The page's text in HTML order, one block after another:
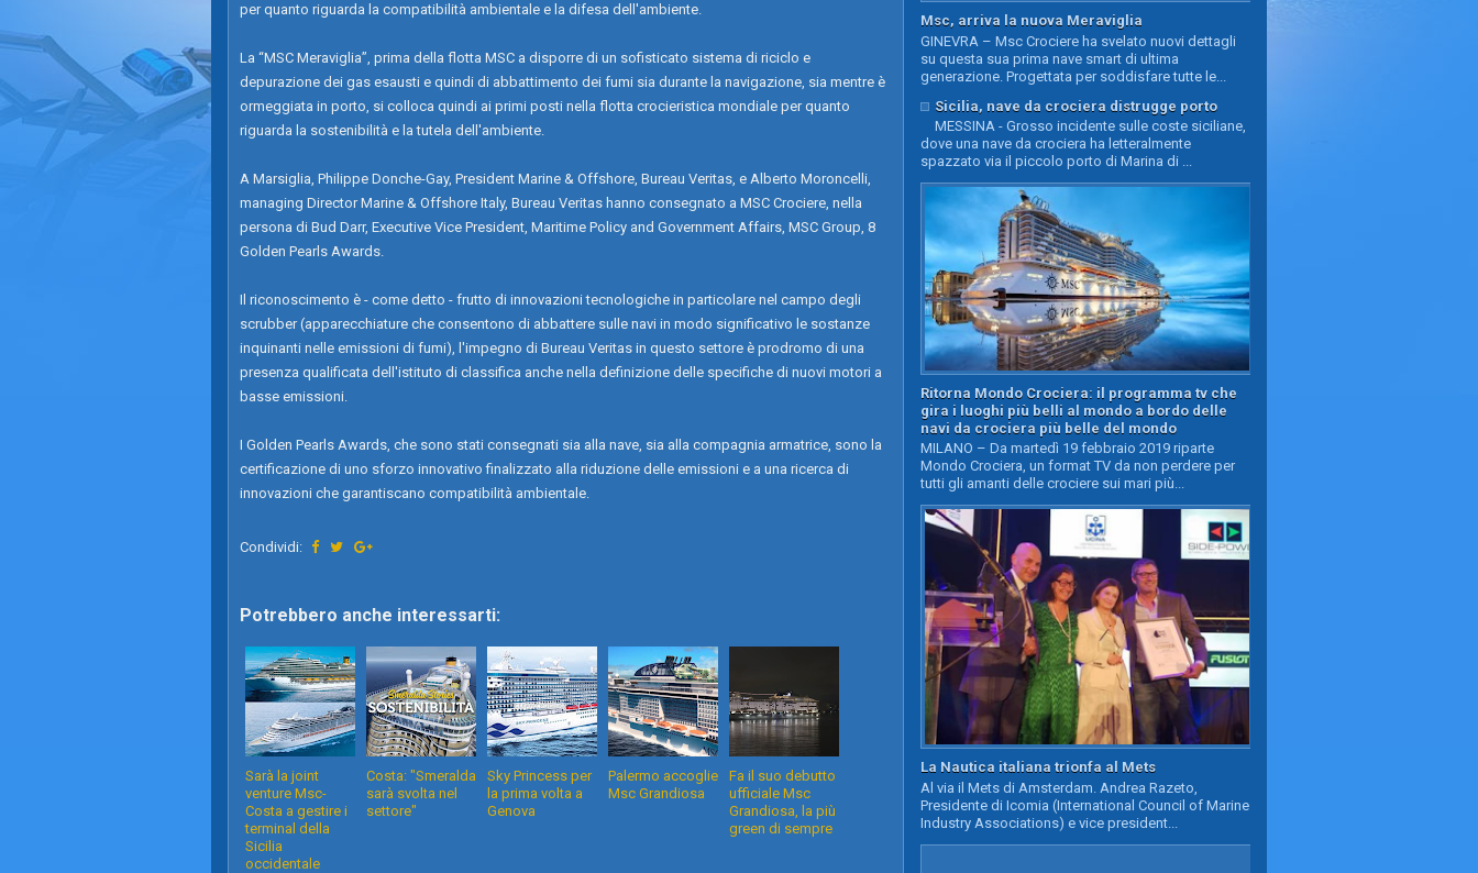
per quanto riguarda la compatibilità ambientale e la difesa dell'ambiente.
La “MSC Meraviglia”, prima della flotta MSC a disporre di un sofisticato sistema di riciclo e
depurazione dei gas esausti e quindi di abbattimento dei fumi sia durante la navigazione, sia mentre è
ormeggiata in porto, si colloca quindi ai primi posti nella flotta crocieristica mondiale per quanto
riguarda la sostenibilità e la tutela dell'ambiente.
A Marsiglia, Philippe Donche-Gay, President Marine & Offshore, Bureau Veritas, e Alberto Moroncelli,
managing Director Marine & Offshore Italy, Bureau Veritas hanno consegnato a MSC Crociere, nella
persona di Bud Darr, Executive Vice President, Maritime Policy and Government Affairs, MSC Group, 8
Golden Pearls Awards.
Il riconoscimento è - come detto - frutto di innovazioni tecnologiche in particolare nel campo degli
scrubber (apparecchiature che consentono di abbattere sulle navi in modo significativo le sostanze
inquinanti nelle emissioni di fumi), l'impegno di Bureau Veritas in questo settore è prodromo di una
presenza qualificata dell'istituto di classifica anche nella definizione delle specifiche di nuovi motori a
basse emissioni.
I Golden Pearls Awards, che sono stati consegnati sia alla nave, sia alla compagnia armatrice, sono la
certificazione di uno sforzo innovativo finalizzato alla riduzione delle emissioni e a una ricerca di
innovazioni che garantiscano compatibilità ambientale.
Condividi:
Potrebbero anche interessarti:
Sarà la joint
venture Msc-
Costa a gestire i
terminal della
Sicilia
occidentale
Costa: "Smeralda
sarà svolta nel
settore"
Sky Princess per
la prima volta a
Genova
Palermo accoglie
Msc Grandiosa
Fa il suo debutto
ufficiale Msc
Grandiosa, la più
green di sempre
Msc, arriva la nuova Meraviglia
GINEVRA – Msc Crociere ha svelato nuovi dettagli
su questa sua prima nave smart di ultima
generazione. Progettata per soddisfare tutte le...
Sicilia, nave da crociera distrugge porto
MESSINA - Grosso incidente sulle coste siciliane,
dove una nave da crociera ha letteralmente
spazzato via il piccolo porto di Marina di ...
Ritorna Mondo Crociera: il programma tv che
gira i luoghi più belli al mondo a bordo delle
navi da crociera più belle del mondo
MILANO – Da martedì 19 febbraio 2019 riparte
Mondo Crociera, un format TV da non perdere per
tutti gli amanti delle crociere sui mari più...
La Nautica italiana trionfa al Mets
Al via il Mets di Amsterdam. Andrea Razeto,
Presidente di Icomia (International Council of Marine
Industry Associations) e vice president...